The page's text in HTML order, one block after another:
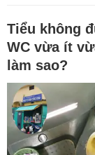
Tiểu không
WC vừa ít
làm sao?